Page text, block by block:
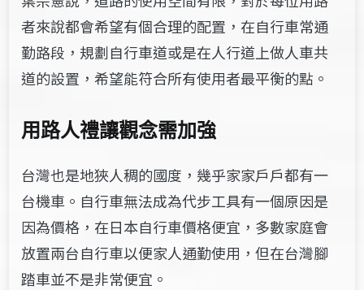
者來說都會希望有個合理的配置，在自行車常通
勤路段，規劃自行車道或是在人行道上做人車共
道的設置，希望能符合所有使用者最平衡的點。
用路人禮讓觀念需加強
台灣也是地狹人稠的國度，幾乎家家戶戶都有一
台機車。自行車無法成為代步工具有一個原因是
因為價格，在日本自行車價格便宜，多數家庭會
放置兩台自行車以便家人通勤使用，但在台灣腳
踏車並不是非常便宜。